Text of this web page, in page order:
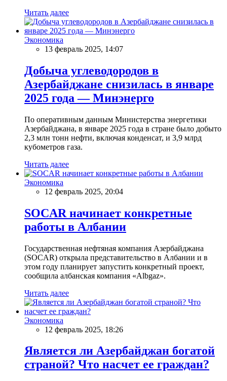
Читать далее
Экономика
13 февраль 2025, 14:07
Добыча углеводородов в
Азербайджане снизилась в январе
2025 года — Минэнерго
По оперативным данным Министерства энергетики
Азербайджана, в январе 2025 года в стране было добыто
2,3 млн тонн нефти, включая конденсат, и 3,9 млрд
кубометров газа.
Читать далее
Экономика
12 февраль 2025, 20:04
SOCAR начинает конкретные
работы в Албании
Государственная нефтяная компания Азербайджана
(SOCAR) открыла представительство в Албании и в
этом году планирует запустить конкретный проект,
сообщила албанская компания «Albgaz».
Читать далее
Экономика
12 февраль 2025, 18:26
Является ли Азербайджан богатой
страной? Что насчет ее граждан?